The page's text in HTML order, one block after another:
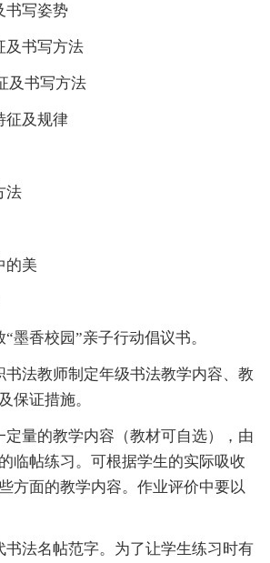
写姿势
书写方法
书写方法
及规律
法
美
香校园”亲子行动倡议书。
法教师制定年级书法教学内容、教
保证措施。
量的教学内容（教材可自选），由
临帖练习。可根据学生的实际吸收
方面的教学内容。作业评价中要以
法名帖范字。为了让学生练习时有